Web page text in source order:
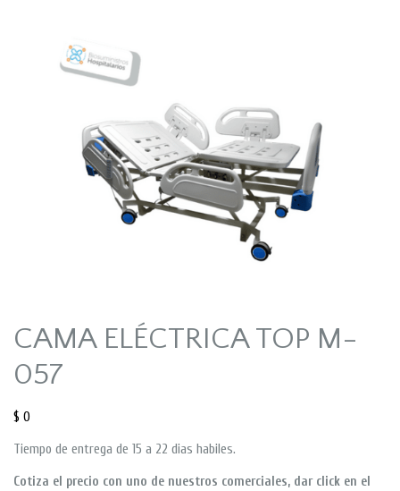
CAMA ELÉCTRICA TOP M-
057
$ 0
Tiempo de entrega de 15 a 22 dias habiles.
Cotiza el precio con uno de nuestros comerciales, dar click en el